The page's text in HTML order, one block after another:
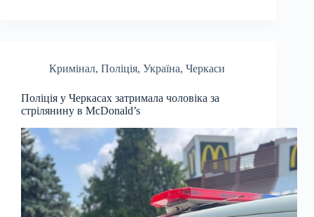
Кримінал, Поліція, Україна, Черкаси
Поліція у Черкасах затримала чоловіка за
стрілянину в McDonald’s